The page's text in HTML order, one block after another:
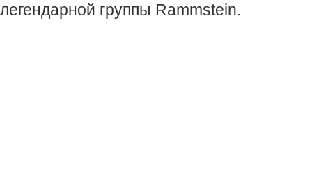
легендарной группы Rammstein.